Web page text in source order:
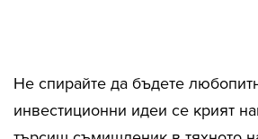
Не спирайте да бъдете
инвестиционни идеи се крият